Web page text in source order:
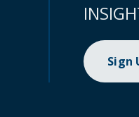
Sign